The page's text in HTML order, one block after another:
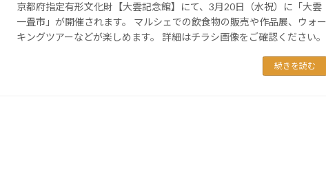
京都府指定有形文化財【大雲記念館】にて、3月20日（水祝）に「大雲
一畳市」が開催されます。 マルシェでの飲食物の販売や作品展、ウォー
キングツアーなどが楽しめます。 詳細はチラシ画像をご確認ください。
続きを読む